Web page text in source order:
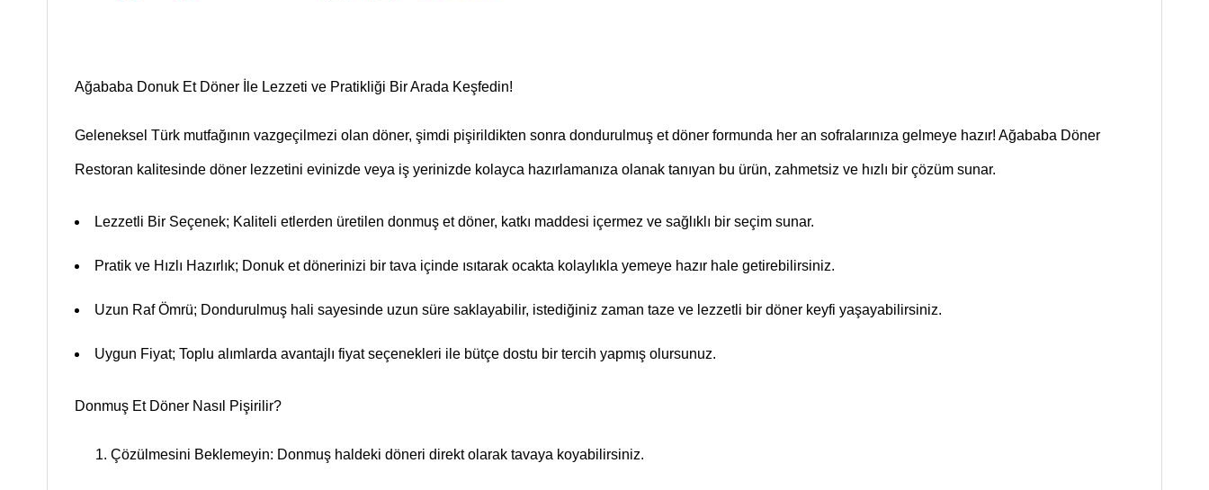
Ağababa Donuk Et Döner İle Lezzeti ve Pratikliği Bir Arada Keşfedin!
Geleneksel Türk mutfağının vazgeçilmezi olan döner, şimdi pişirildikten sonra dondurulmuş et döner formunda her an sofralarınıza gelmeye hazır! Ağababa Döner
Restoran kalitesinde döner lezzetini evinizde veya iş yerinizde kolayca hazırlamanıza olanak tanıyan bu ürün, zahmetsiz ve hızlı bir çözüm sunar.
Lezzetli Bir Seçenek; Kaliteli etlerden üretilen donmuş et döner, katkı maddesi içermez ve sağlıklı bir seçim sunar.
Pratik ve Hızlı Hazırlık; Donuk et dönerinizi bir tava içinde ısıtarak ocakta kolaylıkla yemeye hazır hale getirebilirsiniz.
Uzun Raf Ömrü; Dondurulmuş hali sayesinde uzun süre saklayabilir, istediğiniz zaman taze ve lezzetli bir döner keyfi yaşayabilirsiniz.
Uygun Fiyat; Toplu alımlarda avantajlı fiyat seçenekleri ile bütçe dostu bir tercih yapmış olursunuz.
Donmuş Et Döner Nasıl Pişirilir?
Çözülmesini Beklemeyin: Donmuş haldeki döneri direkt olarak tavaya koyabilirsiniz.